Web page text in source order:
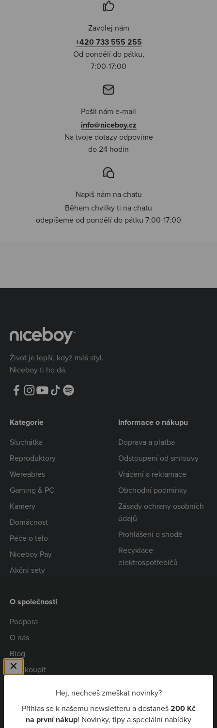
Hej, nechceš zmeškat novinky?
Přihlas se k našemu newsletteru a dostaneš200 Kč
na první nákup! Novinky, tipy a speciální nabídky
Zavolej nám
+420 733 555 255
Od pondělí do pátku,
7:00-17:00
Pošli nám e-mail
info@niceboy.cz
Na tvoje dotazy odpovíme
do 24 hodin
Napiš nám na chatu
Během chvilky ti na chatu
odepíšeme od pondělí do pátku 7:00-17:00
Život je lepší, když máš styl.
Niceboy ti ho dá.
Kategorie
Sluchátka
Reproduktory
Wereables
Gaming & PC
Kamery
Domácnost
Péče o tělo
Niceboy Pay
Akční sety
Informace o nákupu
Doprava a platba
Odstoupení od smlouvy
Vrácení a reklamace
Obchodní podmínky
Zásady ochrany osobních
údajů
Prohlášení o shodě
Recyklace
elektrospotřebičů
O společnosti
Podpora
O nás
Blog
Kde koupit
Niceboy Pay